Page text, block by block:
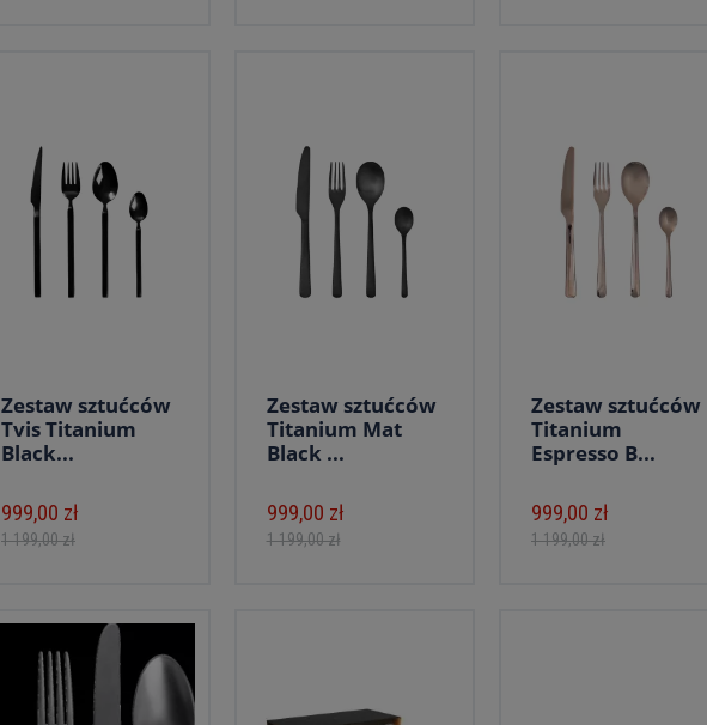
Zestaw sztućców
Tvis Titanium
Black...
999,00 zł
1 199,00 zł
Zestaw sztućców
Titanium Mat
Black ...
999,00 zł
1 199,00 zł
Zestaw sztućców
Titanium
Espresso B...
999,00 zł
1 199,00 zł